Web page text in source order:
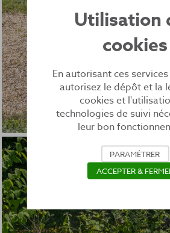
Utilisation
cookies
En autorisant ces
autorisez le dépôt et la
cookies et
technologies de suivi
leur bon
PARAMÉTRER
ACCEPTER &